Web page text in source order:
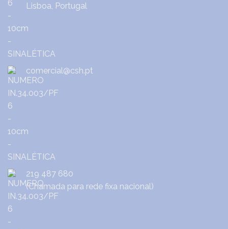
Lisboa, Portugal
comercial@csh.pt
219 487 680
(Chamada para rede fixa nacional)